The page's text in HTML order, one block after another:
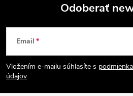
Z
á
p
Odoberať
Email
Vložením e-mailu súhlasíte s
údajov